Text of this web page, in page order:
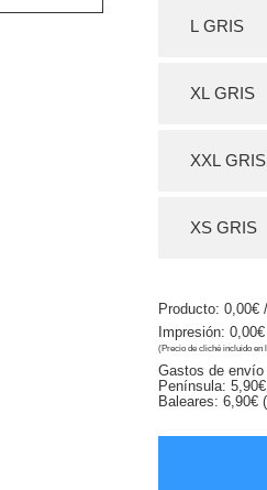
L GRIS
XL GRIS
XXL GRIS
XS GRIS
Producto: 0,00€
Impresión: 0,00€
(Precio de cliché incluido en
Gastos de envío
Península:
Baleares: 6,90€